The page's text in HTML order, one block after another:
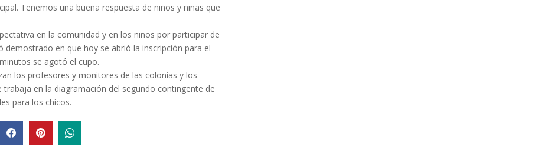
Tenemos una buena respuesta de niños y niñas que
en la comunidad y en los niños por participar de
demostrado en que hoy se abrió la inscripción para el
se agotó el cupo.
los profesores y monitores de las colonias y los
en la diagramación del segundo contingente de
para los chicos.